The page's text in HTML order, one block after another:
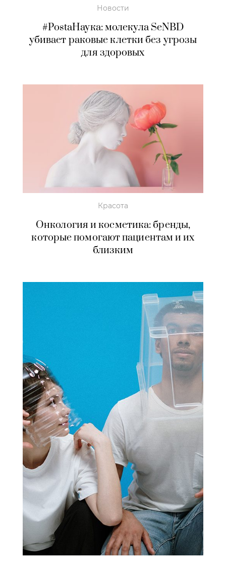
Новости
#PostaНаука: молекула SeNBD
убивает раковые клетки без угрозы
для здоровых
Красота
Онкология и косметика: бренды,
которые помогают пациентам и их
близким